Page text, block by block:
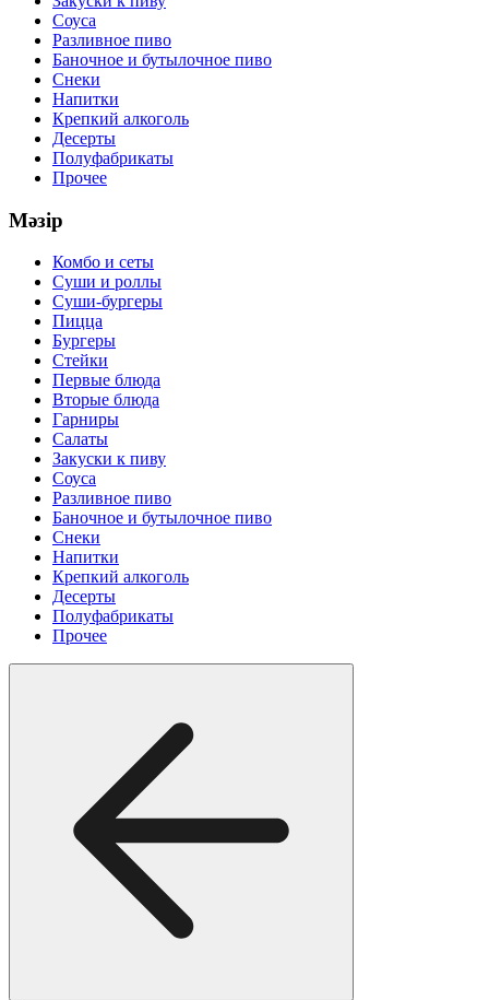
Соуса
Разливное пиво
Баночное и бутылочное пиво
Снеки
Напитки
Крепкий алкоголь
Десерты
Полуфабрикаты
Прочее
Мәзір
Комбо и сеты
Суши и роллы
Суши-бургеры
Пицца
Бургеры
Стейки
Первые блюда
Вторые блюда
Гарниры
Салаты
Закуски к пиву
Соуса
Разливное пиво
Баночное и бутылочное пиво
Снеки
Напитки
Крепкий алкоголь
Десерты
Полуфабрикаты
Прочее